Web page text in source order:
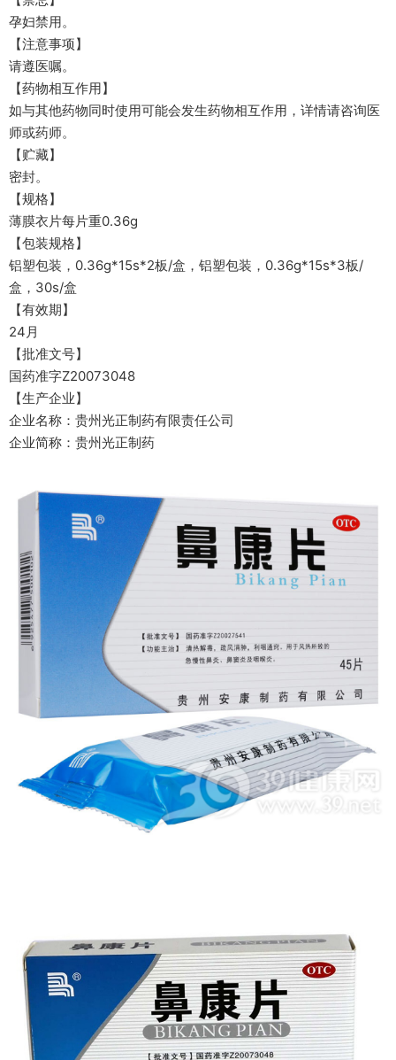
孕妇禁用。
【注意事项】
请遵医嘱。
【药物相互作用】
如与其他药物同时使用可能会发生药物相互作用，详情请咨询医
师或药师。
【贮藏】
密封。
【规格】
薄膜衣片每片重0.36g
【包装规格】
铝塑包装，0.36g*15s*2板/盒，铝塑包装，0.36g*15s*3板/
盒，30s/盒
【有效期】
24月
【批准文号】
国药准字Z20073048
【生产企业】
企业名称：贵州光正制药有限责任公司
企业简称：贵州光正制药